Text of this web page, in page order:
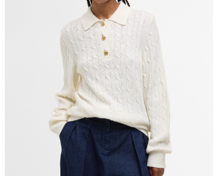
※ 交易是否成功請以「AFTEE先享後付 」之結帳頁面顯示為準，若有關於
是否繳費成功／繳費後需取消欲退款等相關疑問，請聯繫「AFTEE先享後付
https://netprotections.freshdesk.com/support/home
１．透過由恩沛科技股份有限公司提供之「AFTEE先享後付」服務完成之交
易，需依本服務之必要範圍內提供個人資料，並將交易相關給付款項請求債
權轉讓予恩沛科技股份有限公司。
２．關於個人資料處理事宜，請瀏覽以下網址：
https://aftee.tw/terms/#terms3
３．未成年的使用者請事先徵得法定代理人或監護人之同意方可使用
「AFTEE先享後付」，若未經同意申辦者引起之損失，本公司不負相關責
４．使用「AFTEE先享後付」時，將依據個別帳號之用戶狀況，依本公司即
時審查核予不同之上限額度；若仍有額度不足之情形，本公司將視審查結果
請求用戶進行身份認證。
５．嚴禁一人註冊多個帳號或使用他人資訊註冊。若發現惡意使用之情形，
恩沛科技股份有限公司將有權停止該用戶之使用額度並採取法律行動。